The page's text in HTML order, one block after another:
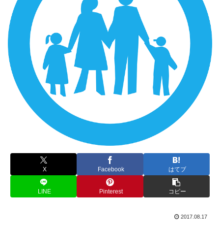
X Facebook はてブ
LINE Pinterest コピー
2017.08.17